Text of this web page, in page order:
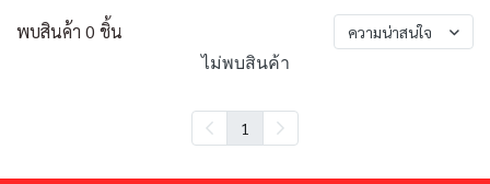
พบสินค้า 0 ชิ้น ความน่าสนใจ
ไม่พบสินค้า
1